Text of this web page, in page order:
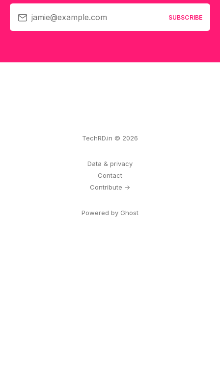
jamie@example.com SUBSCRIBE
TechRD.in © 2026
Data & privacy
Contact
Contribute →
Powered by Ghost